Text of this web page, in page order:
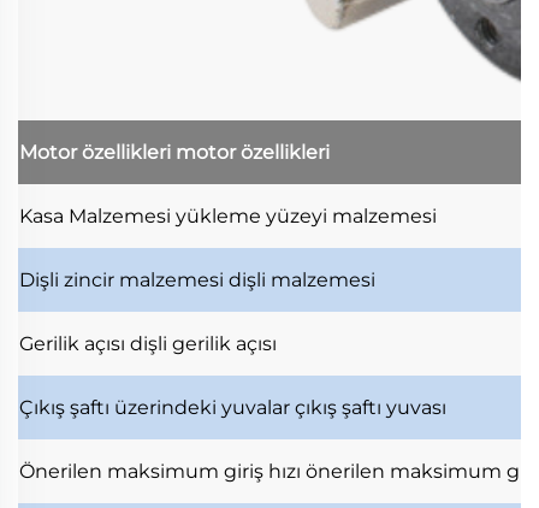
Motor özellikleri motor özellikleri
Kasa Malzemesi yükleme yüzeyi malzemesi
Dişli zincir malzemesi dişli malzemesi
Gerilik açısı dişli gerilik açısı
Çıkış şaftı üzerindeki yuvalar çıkış şaftı yuvası
Önerilen maksimum giriş hızı önerilen maksimum